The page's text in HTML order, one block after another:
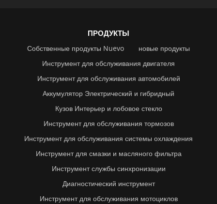
ПРОДУКТЫ
Собственные продукты Nuevo
новые продукты
Инструмент для обслуживания двигателя
Инструмент для обслуживания автомобилей
Аккумулятор Электрический и гибридный
Кузов Интерьер и лобовое стекло
Инструмент для обслуживания тормозов
Инструмент для обслуживания системы охлаждения
Инструмент для смазки и масляного фильтра
Инструмент службы синхронизации
Диагностический инструмент
Инструмент для обслуживания мотоциклов